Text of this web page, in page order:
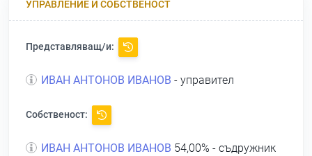
УПРАВЛЕНИЕ И СОБСТВЕНОСТ
Представляващ/и:
ИВАН АНТОНОВ ИВАНОВ - управител
Собственост:
ИВАН АНТОНОВ ИВАНОВ 54,00% - съдружник